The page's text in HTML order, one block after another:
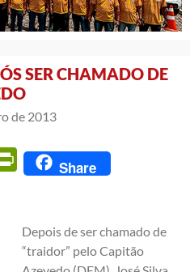
SER CHAMADO DE
de 2013
PrintFriendly
Share
Depois de ser chamado de
“traidor” pelo Capitão